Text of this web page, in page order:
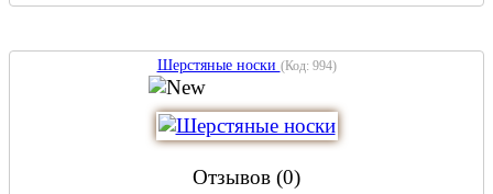
Шерстяные носки (Код: 994)
Отзывов (0)